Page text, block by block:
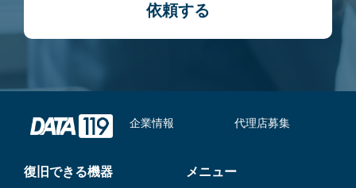
依頼する
企業情報 代理店募集
復旧できる機器 メニュー